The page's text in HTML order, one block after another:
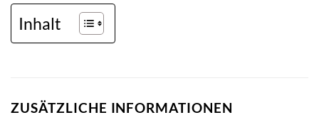
Inhalt
ZUSÄTZLICHE INFORMATIONEN